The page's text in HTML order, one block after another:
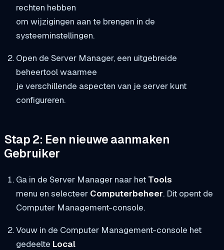
rechten hebben
om wijzigingen aan te brengen in de
systeeminstellingen.
Open de Server Manager, een uitgebreide
beheertool waarmee
je verschillende aspecten van je server kunt
configureren.
Stap 2: Een nieuwe aanmaken
Gebruiker
Ga in de Server Manager naar het Tools
menu en selecteer Computerbeheer. Dit opent de
Computer Management-console.
Vouw in de Computer Management-console het
gedeelte Local